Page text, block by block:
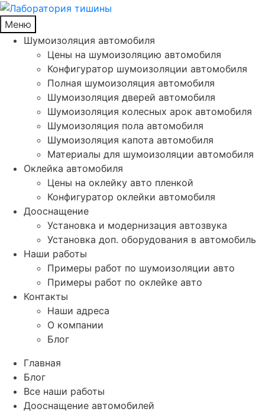
Меню
Шумоизоляция автомобиля
Цены на шумоизоляцию автомобиля
Конфигуратор шумоизоляции автомобиля
Полная шумоизоляция автомобиля
Шумоизоляция дверей автомобиля
Шумоизоляция колесных арок автомобиля
Шумоизоляция пола автомобиля
Шумоизоляция капота автомобиля
Материалы для шумоизоляции автомобиля
Оклейка автомобиля
Цены на оклейку авто пленкой
Конфигуратор оклейки автомобиля
Дооснащение
Установка и модернизация автозвука
Установка доп. оборудования в автомобиль
Наши работы
Примеры работ по шумоизоляции авто
Примеры работ по оклейке авто
Контакты
Наши адреса
О компании
Блог
Главная
Блог
Все наши работы
Дооснащение автомобилей